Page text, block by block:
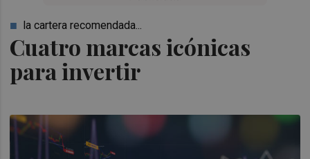
Cuatro marcas icónicas
para invertir
la cartera recomendada...